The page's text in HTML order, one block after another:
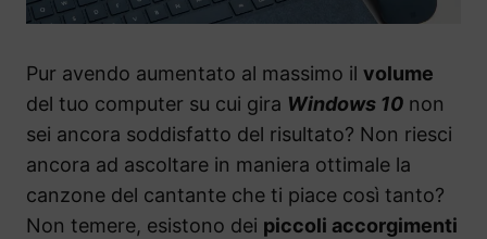
Pur avendo aumentato al massimo il volume
del tuo computer su cui gira Windows 10 non
sei ancora soddisfatto del risultato? Non riesci
ancora ad ascoltare in maniera ottimale la
canzone del cantante che ti piace così tanto?
Non temere, esistono dei piccoli accorgimenti